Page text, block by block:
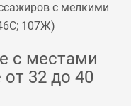
с мелкими
; 107Ж)
с местами
32 до 40